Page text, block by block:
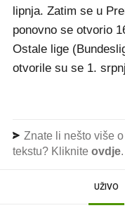
lipnja. Zatim se u
ponovno se otvorio
Ostale lige
otvorile su se 1.
Znate li nešto više
tekstu? Kliknite ovdje.
UŽIVO